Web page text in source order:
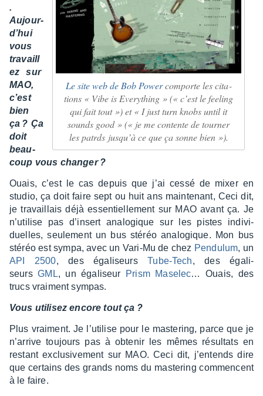
Le site web de Bob Powercomporte les cita­
tions « Vibe is Every­thing » (« c’est le feeling
qui fait tout ») et « I just turn knobs until it
sounds good » (« je me contente de tour­ner
les patrds jusqu’à ce que ça sonne bien »).
.
Aujour­
d’hui
vous
travaill
ez sur
MAO,
c’est
bien
ça ? Ça
doit
beau­
coup vous chan­ger ?
Ouais, c’est le cas depuis que j’ai cessé de mixer en
studio, ça doit faire sept ou huit ans main­te­nant, Ceci dit,
je travaillais déjà essen­tiel­le­ment sur MAO avant ça. Je
n’uti­lise pas d’in­sert analo­gique sur les pistes indi­vi­
duelles, seule­ment un bus stéréo analo­gique. Mon bus
stéréo est sympa, avec un Vari-Mu de chez Pendu­lum, un
API 2500, des égali­seursTube-Tech, des égali­
seursGML, un égali­seur Prism Mase­lec… Ouais, des
trucs vrai­ment sympas.
Vous utili­sez encore tout ça ?
Plus vrai­ment. Je l’uti­lise pour le maste­ring, parce que je
n’ar­rive toujours pas à obte­nir les mêmes résul­tats en
restant exclu­si­ve­ment sur MAO. Ceci dit, j’en­tends dire
que certains des grands noms du maste­ring commencent
à le faire.